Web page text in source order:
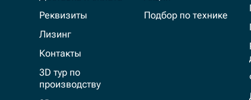
Реквизиты
Лизинг
Контакты
3D тур по
производству
Подбор по технике